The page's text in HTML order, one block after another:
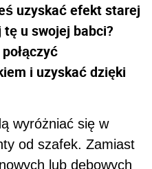
uzyskać efekt starej
u swojej babci?
i uzyskać dzięki
wyróżniać się w
od szafek. Zamiast
lub dębowych